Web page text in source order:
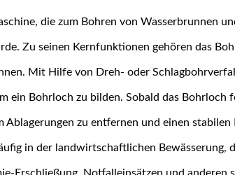
die zum Bohren von Wasserbrunnen
Zu seinen Kernfunktionen gehören das
Mit Hilfe von Dreh- oder
ein Bohrloch zu bilden. Sobald das
Ablagerungen zu entfernen und einen
in der landwirtschaftlichen Bewässerung,